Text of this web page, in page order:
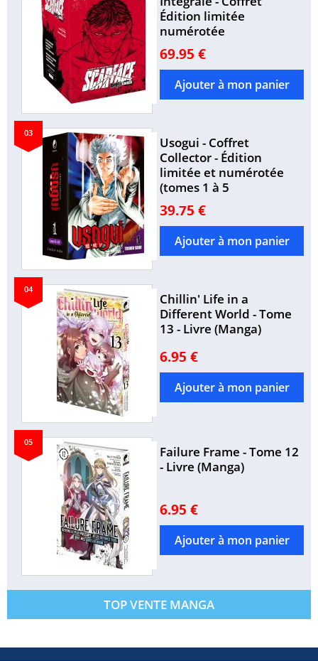
Édition limitée
numérotée
69.95 €
03
Usogui - Coffret
Collector - Édition
limitée et numérotée
(tomes 1 à 5
39.75 €
04
Chillin' Life in a
Different World - Tome
13 - Livre (Manga)
6.95 €
05
Failure Frame - Tome 12
- Livre (Manga)
6.95 €
TOP VENTE MANGA